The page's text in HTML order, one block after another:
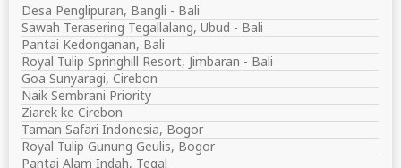
Desa Penglipuran, Bangli - Bali
Sawah Terasering Tegallalang, Ubud - Bali
Pantai Kedonganan, Bali
Royal Tulip Springhill Resort, Jimbaran - Bali
Goa Sunyaragi, Cirebon
Naik Sembrani Priority
Ziarek ke Cirebon
Taman Safari Indonesia, Bogor
Royal Tulip Gunung Geulis, Bogor
Pantai Alam Indah, Tegal